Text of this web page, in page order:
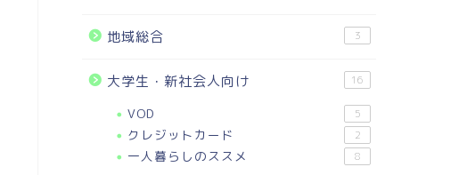
地域総合 3
大学生・新社会人向け 16
VOD 5
クレジットカード 2
一人暮らしのススメ 8